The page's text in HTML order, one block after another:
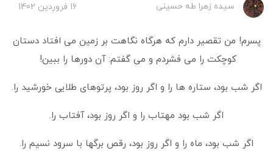
سیده زهرا طه حسینی 16 فروردین 1402
پسرم! من تقصیر دارم که هرگاه نگاهت بر زمین می افتاد دستان
کوچکت را می فشردم و می گفتم: آن دورها را ببین!
اگر شب بود، ستاره ها را و اگر روز بود، پرتوهای طلایی خورشید را.
اگر شب بود مهتاب را و اگر روز بود، آفتاب را.
اگر شب بود، ماه را و اگر روز بود، رقص برگها با سرود نسیم را.